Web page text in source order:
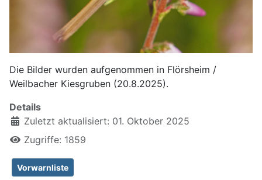
Die Bilder wurden aufgenommen in Flörsheim /
Weilbacher Kiesgruben (20.8.2025).
Details
Zuletzt aktualisiert: 01. Oktober 2025
Zugriffe: 1859
Vorwarnliste